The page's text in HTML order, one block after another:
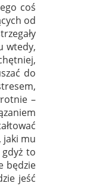
coś
od
wtedy,
do
–
jaki mu
to
będzie
jeść